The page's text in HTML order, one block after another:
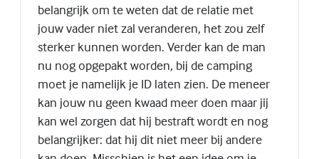
belangrijk om te weten dat de relatie met
jouw vader niet zal veranderen, het zou zelf
sterker kunnen worden. Verder kan de man
nu nog opgepakt worden, bij de camping
moet je namelijk je ID laten zien. De meneer
kan jouw nu geen kwaad meer doen maar jij
kan wel zorgen dat hij bestraft wordt en nog
belangrijker: dat hij dit niet meer bij andere